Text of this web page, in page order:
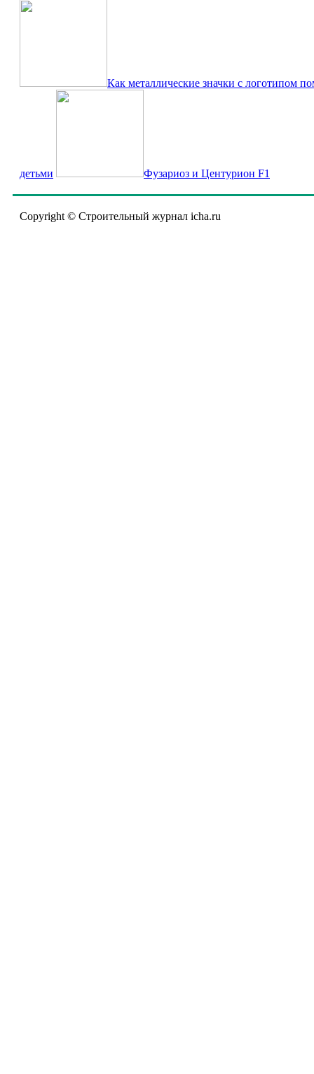
Как металлические значки с логотипом
детьми Фузариоз и Центурион F1
Copyright © Строительный журнал icha.ru